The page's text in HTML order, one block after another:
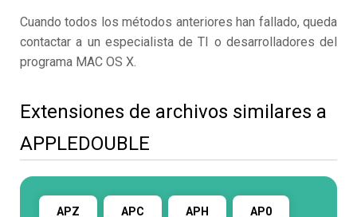
Cuando todos los métodos anteriores han fallado, queda
contactar a un especialista de TI o desarrolladores del
programa MAC OS X.
Extensiones de archivos similares a
APPLEDOUBLE
APZ APC APH AP0